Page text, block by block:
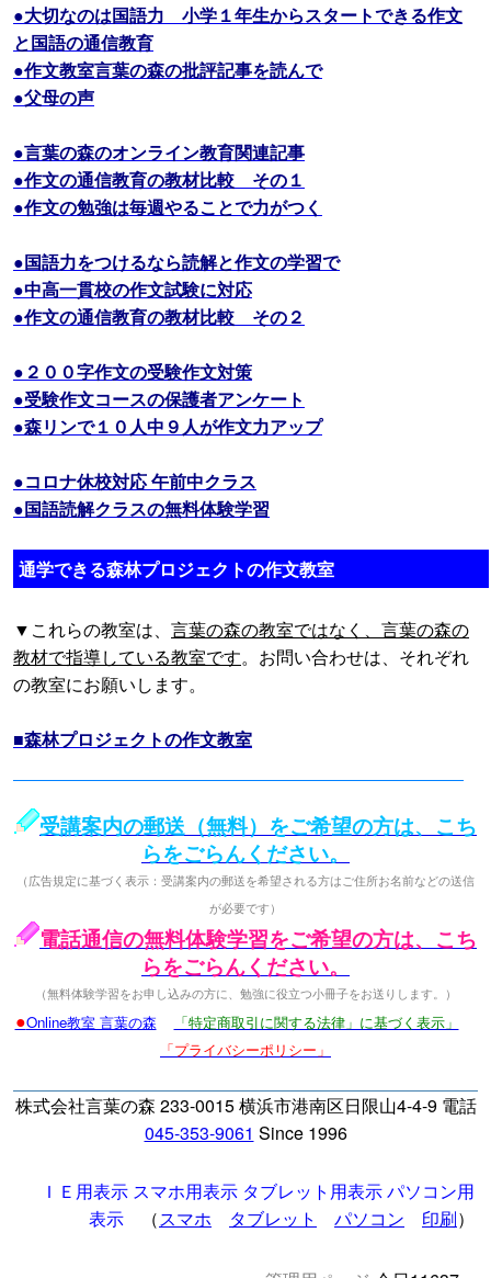
●大切なのは国語力 小学１年生からスタートできる作文
と国語の通信教育
●作文教室言葉の森の批評記事を読んで
●父母の声
●言葉の森のオンライン教育関連記事
●作文の通信教育の教材比較 その１
●作文の勉強は毎週やることで力がつく
●国語力をつけるなら読解と作文の学習で
●中高一貫校の作文試験に対応
●作文の通信教育の教材比較 その２
●２００字作文の受験作文対策
●受験作文コースの保護者アンケート
●森リンで１０人中９人が作文力アップ
●コロナ休校対応 午前中クラス
●国語読解クラスの無料体験学習
通学できる森林プロジェクトの作文教室
▼これらの教室は、 言葉の森の教室ではなく、言葉の森の
教材で指導している教室です。お問い合わせは、それぞれ
の教室にお願いします。
■森林プロジェクトの作文教室
受講案内の郵送（無料）をご希望の方は、こち
らをごらんください。
（広告規定に基づく表示：受講案内の郵送を希望される方はご住所お名前などの送信
が必要です）
電話通信の無料体験学習をご希望の方は、こち
らをごらんください。
（無料体験学習をお申し込みの方に、勉強に役立つ小冊子をお送りします。）
●Online教室 言葉の森
「特定商取引に関する法律」に基づく表示」
「プライバシーポリシー」
株式会社言葉の森 233-0015 横浜市港南区日限山4-4-9 電話
045-353-9061 Since 1996
ＩＥ用表示 スマホ用表示 タブレット用表示パソコン用
表示 （スマホ タブレット パソコン 印刷）